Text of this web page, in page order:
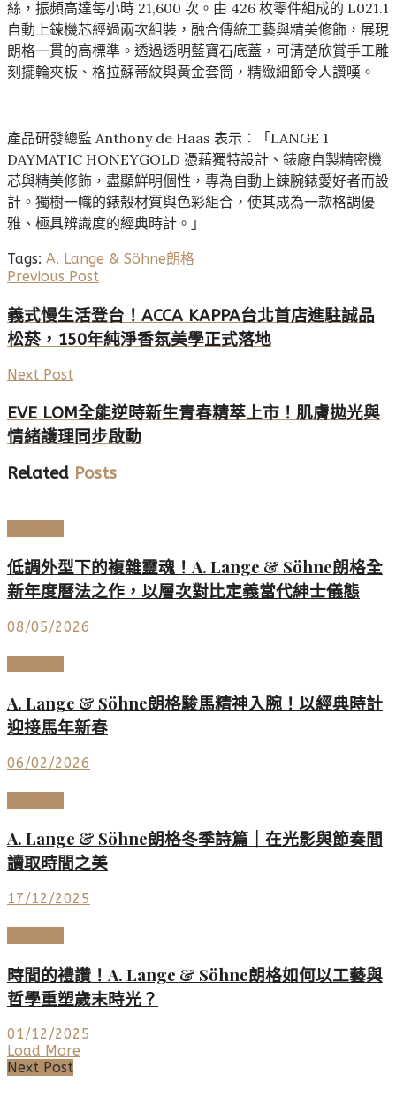
絲，振頻高達每小時 21,600 次。由 426 枚零件組成的 L021.1
自動上鍊機芯經過兩次組裝，融合傳統工藝與精美修飾，展現
朗格一貫的高標準。透過透明藍寶石底蓋，可清楚欣賞手工雕
刻擺輪夾板、格拉蘇蒂紋與黃金套筒，精緻細節令人讚嘆。
產品研發總監 Anthony de Haas 表示：「LANGE 1
DAYMATIC HONEYGOLD 憑藉獨特設計、錶廠自製精密機
芯與精美修飾，盡顯鮮明個性，專為自動上鍊腕錶愛好者而設
計。獨樹一幟的錶殼材質與色彩組合，使其成為一款格調優
雅、極具辨識度的經典時計。」
Tags: A. Lange & Söhne朗格
Previous Post
義式慢生活登台！ACCA KAPPA台北首店進駐誠品
松菸，150年純淨香氛美學正式落地
Next Post
EVE LOM全能逆時新生青春精萃上市！肌膚拋光與
情緒護理同步啟動
Related Posts
低調外型下的複雜靈魂！A. Lange & Söhne朗格全
新年度曆法之作，以層次對比定義當代紳士儀態
08/05/2026
A. Lange & Söhne朗格駿馬精神入腕！以經典時計
迎接馬年新春
06/02/2026
A. Lange & Söhne朗格冬季詩篇｜在光影與節奏間
讀取時間之美
17/12/2025
時間的禮讚！A. Lange & Söhne朗格如何以工藝與
哲學重塑歲末時光？
01/12/2025
Load More
Next Post